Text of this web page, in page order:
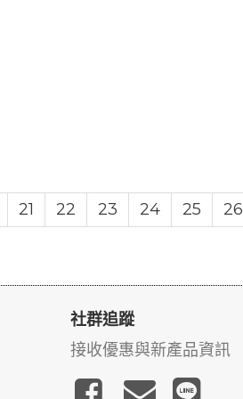
21 22 23 24 25 26
社群追蹤
接收優惠與新產品資訊